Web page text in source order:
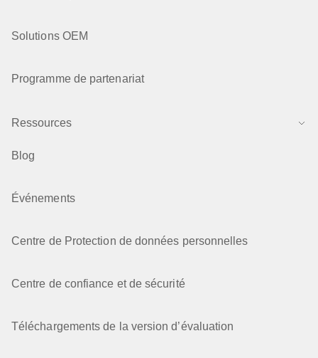
Solutions OEM
Programme de partenariat
Ressources
Blog
Événements
Centre de Protection de données personnelles
Centre de confiance et de sécurité
Téléchargements de la version d’évaluation